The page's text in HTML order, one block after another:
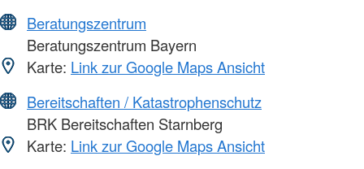
Beratungszentrum
Beratungszentrum Bayern
Karte: Link zur Google Maps Ansicht
Bereitschaften / Katastrophenschutz
BRK Bereitschaften Starnberg
Karte: Link zur Google Maps Ansicht